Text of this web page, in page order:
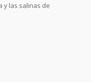
y las salinas de